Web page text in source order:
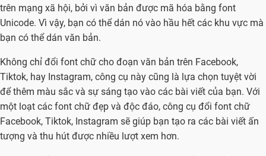
trên mạng xã hội, bởi vì văn bản được mã hóa bằng font
Unicode. Vì vậy, bạn có thể dán nó vào hầu hết các khu vực mà
bạn có thể dán văn bản.
Không chỉ đổi font chữ cho đoạn văn bản trên Facebook,
Tiktok, hay Instagram, công cụ này cũng là lựa chọn tuyệt vời
để thêm màu sắc và sự sáng tạo vào các bài viết của bạn. Với
một loạt các font chữ đẹp và độc đáo, công cụ đổi font chữ
Facebook, Tiktok, Instagram sẽ giúp bạn tạo ra các bài viết ấn
tượng và thu hút được nhiều lượt xem hơn.